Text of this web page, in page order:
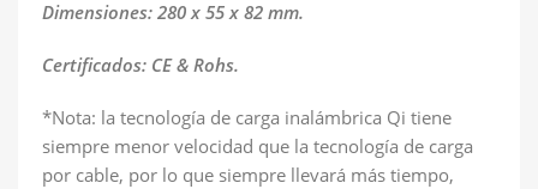
Dimensiones: 280 x 55 x 82 mm.
Certificados: CE & Rohs.
*Nota: la tecnología de carga inalámbrica Qi tiene
siempre menor velocidad que la tecnología de carga
por cable, por lo que siempre llevará más tiempo,